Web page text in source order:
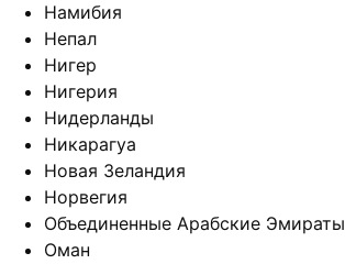
Намибия
Непал
Нигер
Нигерия
Нидерланды
Никарагуа
Новая Зеландия
Норвегия
Объединенные Арабские Эмираты
Оман